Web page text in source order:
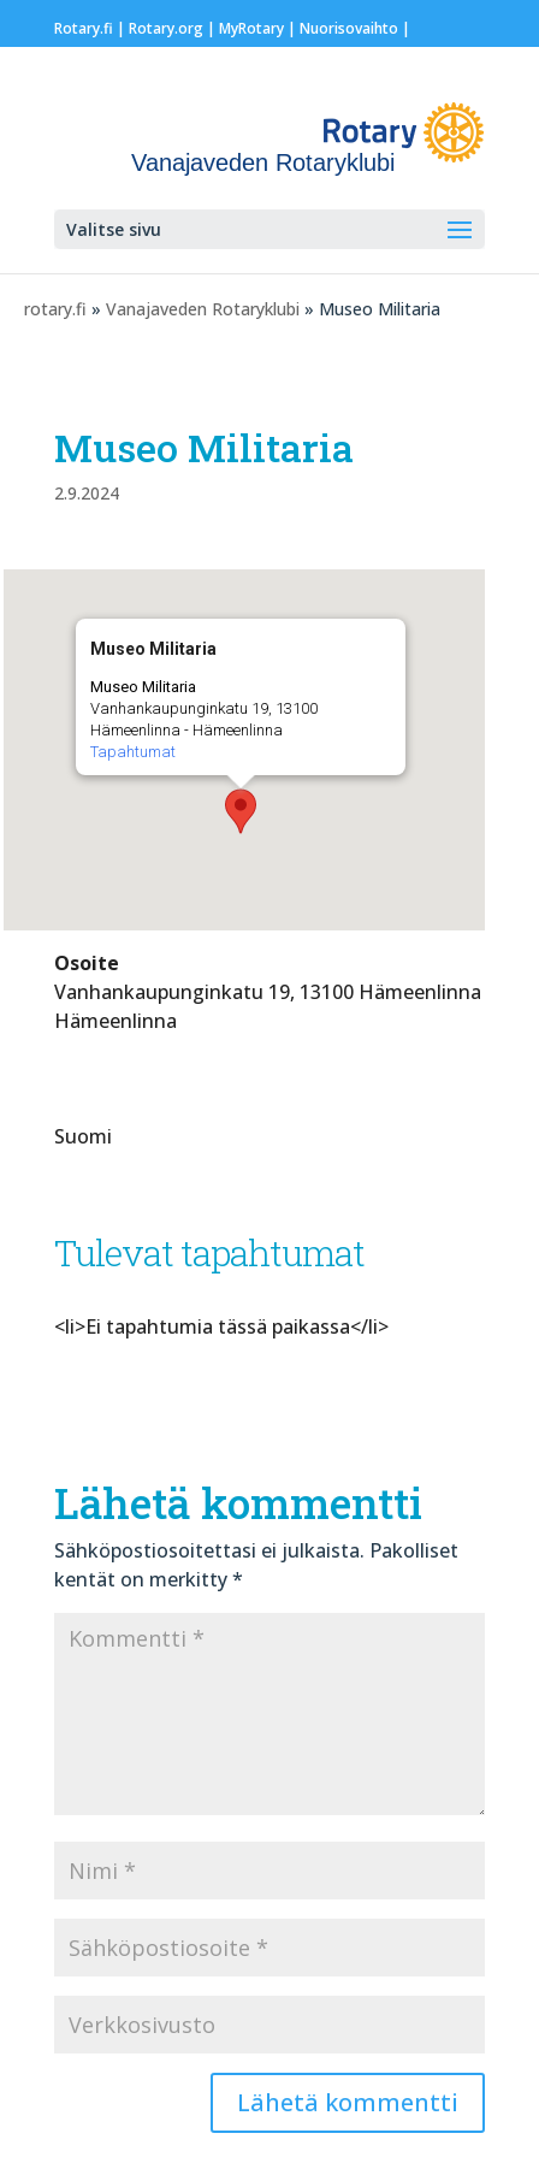
Rotary.fi | Rotary.org| MyRotary | Nuorisovaihto |
Vanajaveden Rotaryklubi
Valitse sivu
rotary.fi » Vanajaveden Rotaryklubi » Museo Militaria
Museo Militaria
2.9.2024
Museo Militaria
Museo Militaria
Vanhankaupunginkatu 19, 13100
Hämeenlinna - Hämeenlinna
Tapahtumat
Osoite
Vanhankaupunginkatu 19, 13100 Hämeenlinna
Hämeenlinna
Suomi
Tulevat tapahtumat
<li>Ei tapahtumia tässä paikassa</li>
Lähetä kommentti
Sähköpostiosoitettasi ei julkaista. Pakolliset
kentät on merkitty*